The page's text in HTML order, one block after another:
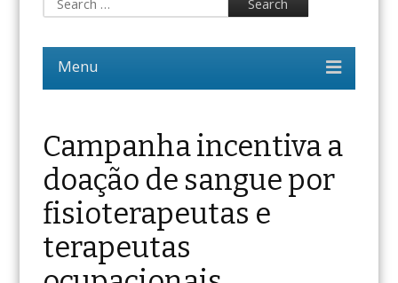
Campanha incentiva a
doação de sangue por
fisioterapeutas e
terapeutas